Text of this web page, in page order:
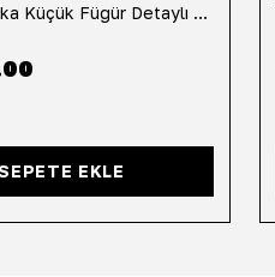
Yuvarlak Yaka Küçük Fügür Detaylı Tişört-Siyah
EKLE